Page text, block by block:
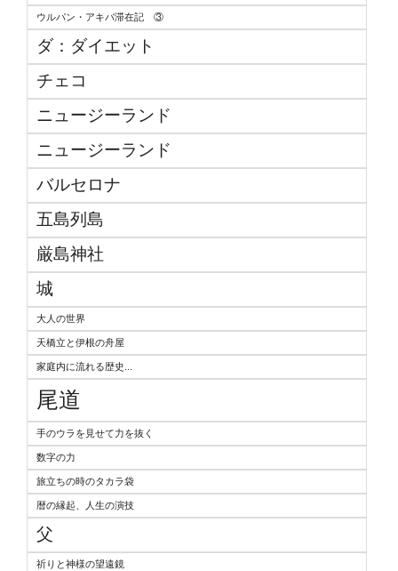
ウルパン・アキバ滞在記 ③
ダ：ダイエット
チェコ
ニュージーランド
ニュージーランド
バルセロナ
五島列島
厳島神社
城
大人の世界
天橋立と伊根の舟屋
家庭内に流れる歴史...
尾道
手のウラを見せて力を抜く
数字の力
旅立ちの時のタカラ袋
暦の縁起、人生の演技
父
祈りと神様の望遠鏡